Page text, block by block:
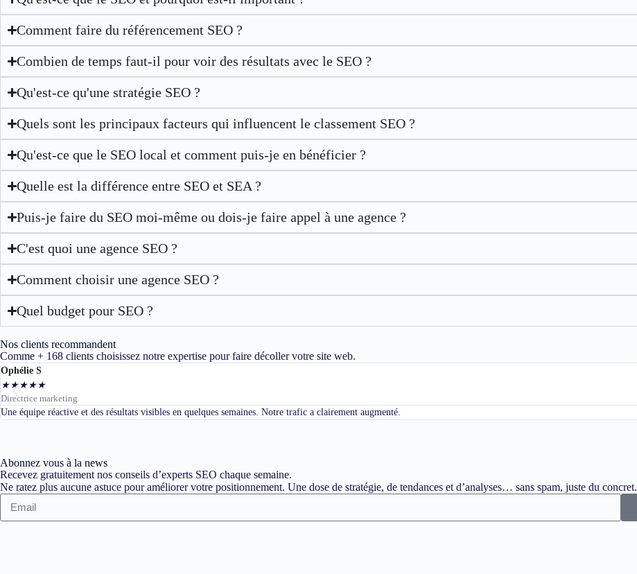
Comment faire du référencement SEO ?
Combien de temps faut-il pour voir des résultats avec le SEO ?
Qu'est-ce qu'une stratégie SEO ?
Quels sont les principaux facteurs qui influencent le classement SEO ?
Qu'est-ce que le SEO local et comment puis-je en bénéficier ?
Quelle est la différence entre SEO et SEA ?
Puis-je faire du SEO moi-même ou dois-je faire appel à une agence ?
C'est quoi une agence SEO ?
Comment choisir une agence SEO ?
Quel budget pour SEO ?
Nos clients recommandent
Comme + 168 clients choisissez notre expertise pour faire décoller votre site web.
Ophélie S
★ ★ ★ ★ ★
Directrice marketing
Une équipe réactive et des résultats visibles en quelques semaines. Notre trafic a clairement augmenté.
Abonnez vous à la news
Recevez gratuitement nos conseils d’experts SEO chaque semaine.
Ne ratez plus aucune astuce pour améliorer votre positionnement. Une dose de stratégie, de tendances et d’analyses… sans spam, juste du concret.